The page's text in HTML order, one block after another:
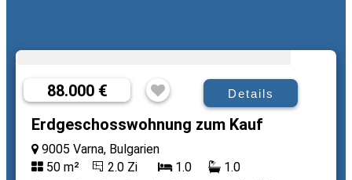
88.000 € Details
Erdgeschosswohnung zum Kauf
9005 Varna, Bulgarien
50 m²
2.0 Zi 1.0 1.0